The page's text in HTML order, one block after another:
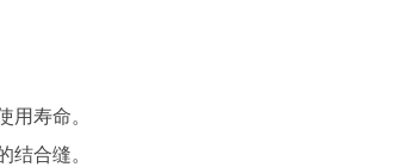
寿命。
合缝。